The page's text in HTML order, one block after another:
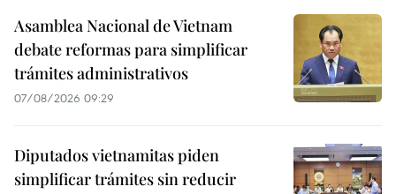
Asamblea Nacional de Vietnam
debate reformas para simplificar
trámites administrativos
07/08/2026 09:29
Diputados vietnamitas piden
simplificar trámites sin reducir